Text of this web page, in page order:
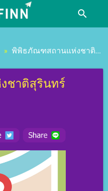
search
» พิพิธภัณฑสถานแห่งชาติสุรินทร์
ชาติสุรินทร์